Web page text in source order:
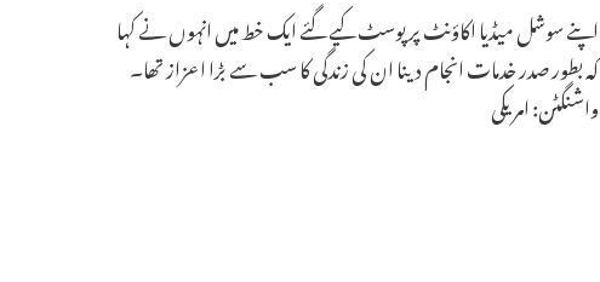
اپنے سوشل میڈیا اکاؤنٹ پر پوسٹ کیے گئے ایک خط میں انہوں نے کہا
کہ بطور صدر خدمات انجام دینا ان کی زندگی کا سب سے بڑا اعزاز تھا۔
واشنگٹن: امریکی